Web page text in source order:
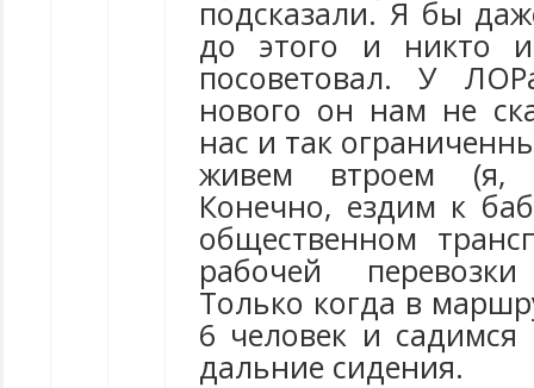
подсказали. Я бы
до этого и никто
посоветовал. У
нового он нам не
нас и так
живем втроем (я,
Конечно, ездим к
общественном
рабочей
Только когда в
6 человек и садимся
дальние сидения.